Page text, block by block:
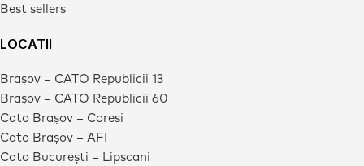
Best sellers
LOCATII
Brașov – CATO Republicii 13
Brașov – CATO Republicii 60
Cato Brașov – Coresi
Cato Brașov – AFI
Cato București – Lipscani